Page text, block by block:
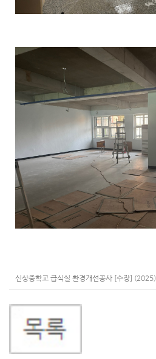
신상중학교 급식실 환경개선공사 [수장] (2025)